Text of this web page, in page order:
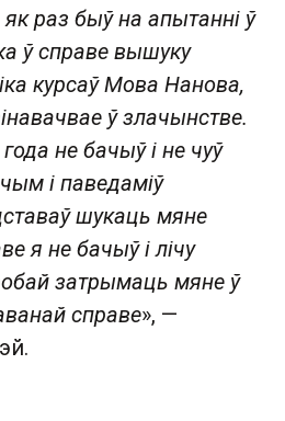
раз быў на апытанні ў
ў справе вышуку
курсаў Мова Нанова,
ў злачынстве.
не бачыў і не чуў
і паведаміў
шукаць мяне
я не бачыў і лічу
затрымаць мяне ў
справе», —